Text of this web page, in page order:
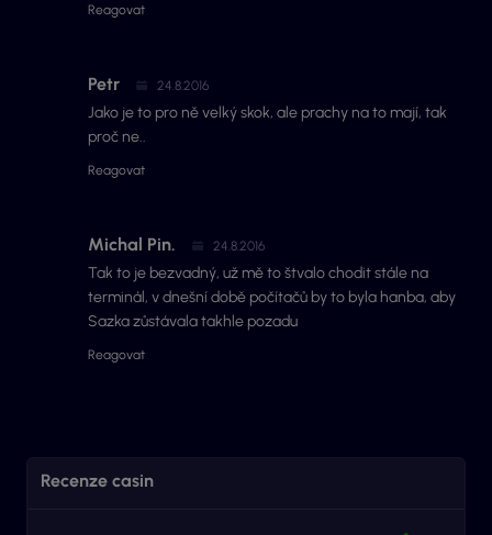
Reagovat
Petr 24.8.2016
Jako je to pro ně velký skok, ale prachy na to mají, tak
proč ne..
Reagovat
Michal Pin. 24.8.2016
Tak to je bezvadný, už mě to štvalo chodit stále na
terminál, v dnešní době počítačů by to byla hanba, aby
Sazka zůstávala takhle pozadu
Reagovat
Recenze casin